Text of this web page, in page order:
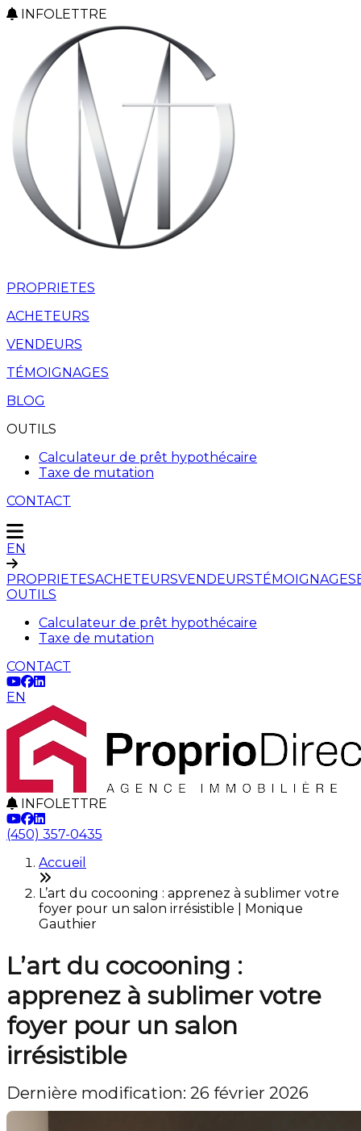
INFOLETTRE
PROPRIETES
ACHETEURS
VENDEURS
TÉMOIGNAGES
BLOG
OUTILS
Calculateur de prêt hypothécaire
Taxe de mutation
CONTACT
EN
PROPRIETESACHETEURSVENDEURSTÉMOIGNAGES
OUTILS
Calculateur de prêt hypothécaire
Taxe de mutation
CONTACT
EN
INFOLETTRE
(450) 357-0435
Accueil
L’art du cocooning : apprenez à sublimer votre
foyer pour un salon irrésistible | Monique
Gauthier
L’art du cocooning :
apprenez à sublimer votre
foyer pour un salon
irrésistible
Dernière modification: 26 février 2026